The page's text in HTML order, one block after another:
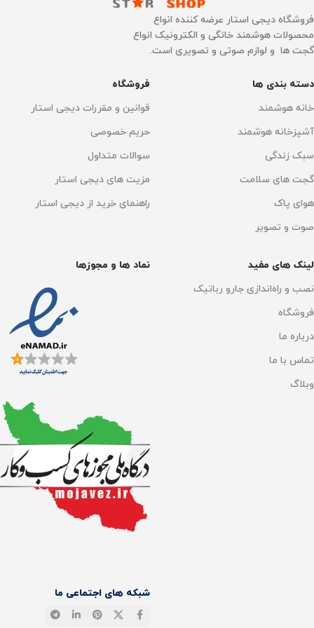
قابلیت اتصال
اپلیکیشن Mi Fit
شیشه سکوریت
فضای ذخیره‌سازی
اتصال به گوشی موبایل
جنس بدنه
منبع تغذیه
اپلیکیشن Mi Fit
جنس صفحه
شیشه سکوریت
سنسورها
حداکثر تحمل بار
3 باتری AAA
عملکرد باطری 180 روز
فروشگاه دیجی استار عرضه کننده انواع
محصولات هوشمند خانگی و الکترونیک انواع
گجت ها و لوازم صوتی و تصویری است.
دسته بندی ها
خانه هوشمند
آشپزخانه هوشمند
سبک زندگی
گجت های سلامت
هوای پاک
صوت و تصویر
فروشگاه
قوانین و مقررات دیجی استار
حریم خصوصی
سوالات متداول
مزیت های دیجی استار
راهنمای خرید از دیجی استار
لینک های مفید
نصب و راه‌اندازی جارو رباتیک
فروشگاه
درباره ما
تماس با ما
وبلاگ
نماد ها و مجوزها
شبکه های اجتماعی ما